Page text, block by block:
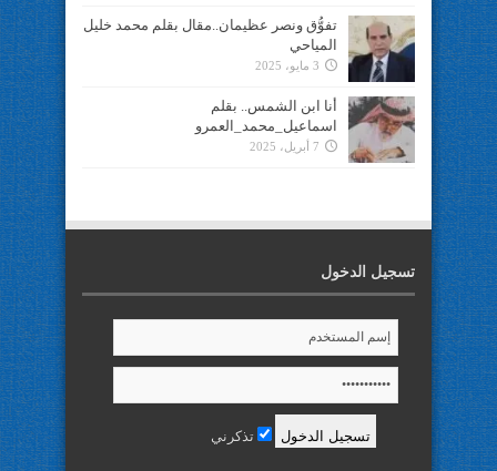
تفوُّق ونصر عظيمان..مقال بقلم محمد خليل
المياحي
3 مايو، 2025
أنا ابن الشمس.. بقلم
اسماعيل_محمد_العمرو
7 أبريل، 2025
تسجيل الدخول
تذكرني